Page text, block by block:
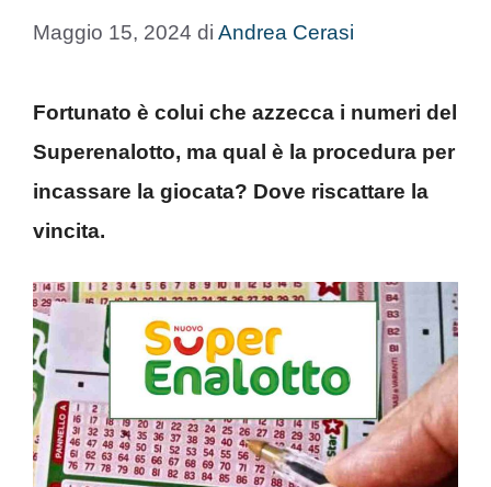
Maggio 15, 2024 di Andrea Cerasi
Fortunato è colui che azzecca i numeri del
Superenalotto, ma qual è la procedura per
incassare la giocata? Dove riscattare la
vincita.